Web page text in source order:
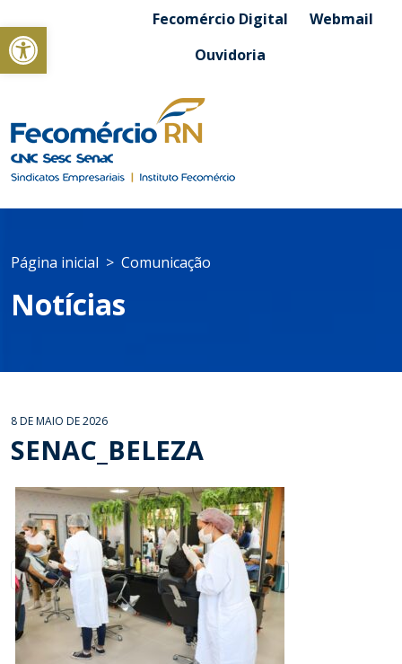
Abrir a barra de ferramentasFecomércio Digital
Webmail
Ouvidoria
Página inicial Comunicação
Notícias
8 DE MAIO DE 2026
SENAC_BELEZA